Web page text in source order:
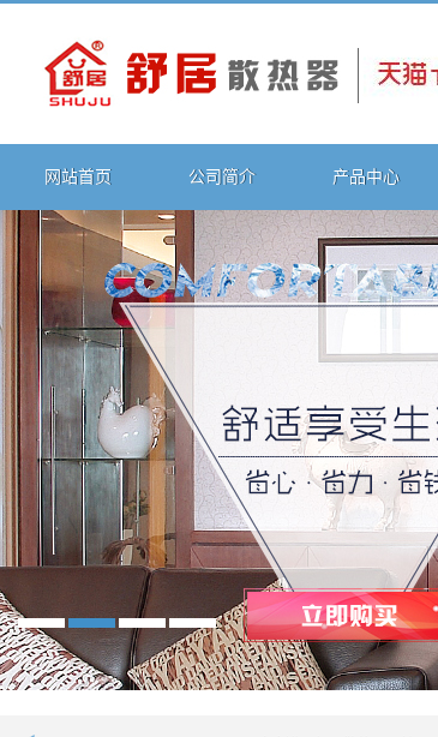
网站首页 公司简介 产品中心